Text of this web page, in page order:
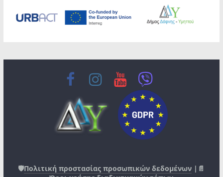
🛡️Πολιτική προστασίας προσωπικών δεδομένων |📄